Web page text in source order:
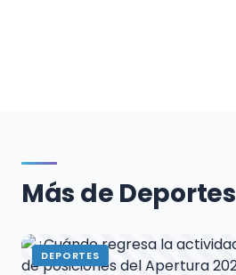
Más de Deportes
DEPORTES